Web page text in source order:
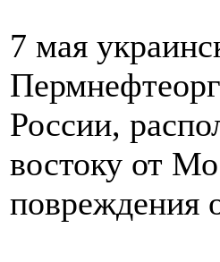
7 мая
России,
востоку от
повреждения